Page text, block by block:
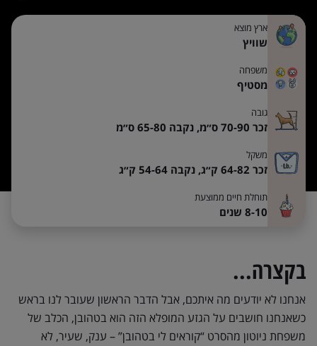
ארץ מוצא
שוויץ
משפחה
מסטיף
גובה
זכר 70-90 ס״מ, נקבה 65-80 ס״מ
משקל
זכר 64-82 ק״ג, נקבה 54-64 ק״ג
תוחלת חיים ממוצעת
8-10 שנים
בקצרה...
אנחנו לא יודעים מה איתכם, אבל הדבר הראשון שעובר לנו בראש
כשאנחנו חושבים על הגזע המופלא הזה הוא בטהובן, הכלב של
משפחת ניוטון מהסרט “קוראים לי בטהובן” – ענק, שעיר, לא